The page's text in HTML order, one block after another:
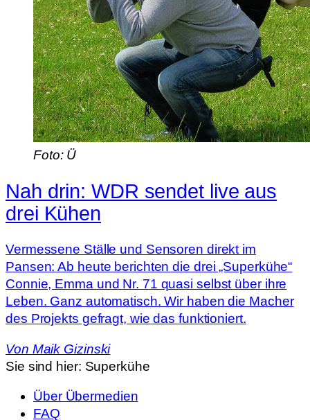
Foto: Ü
Nah drin: WDR sendet live aus
drei Kühen
Vermessene Ställe und Sensoren direkt im
Pansen: Ab heute berichten die drei „Superkühe“
Connie, Emma und Nr. 71 quasi selbst über ihre
Leben. Ganz automatisch. Wir haben die Macher
des Projekts gefragt, wie das funktioniert.
Von Maik Gizinski
Sie sind hier: Superkühe
Über Übermedien
FAQ